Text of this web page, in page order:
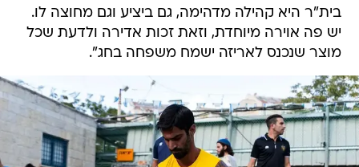
בית"ר היא קהילה מדהימה, גם ביציע וגם מחוצה לו.
יש פה אוירה מיוחדת, וזאת זכות אדירה ולדעת שכל
מוצר שנכנס לאריזה ישמח משפחה בחג".